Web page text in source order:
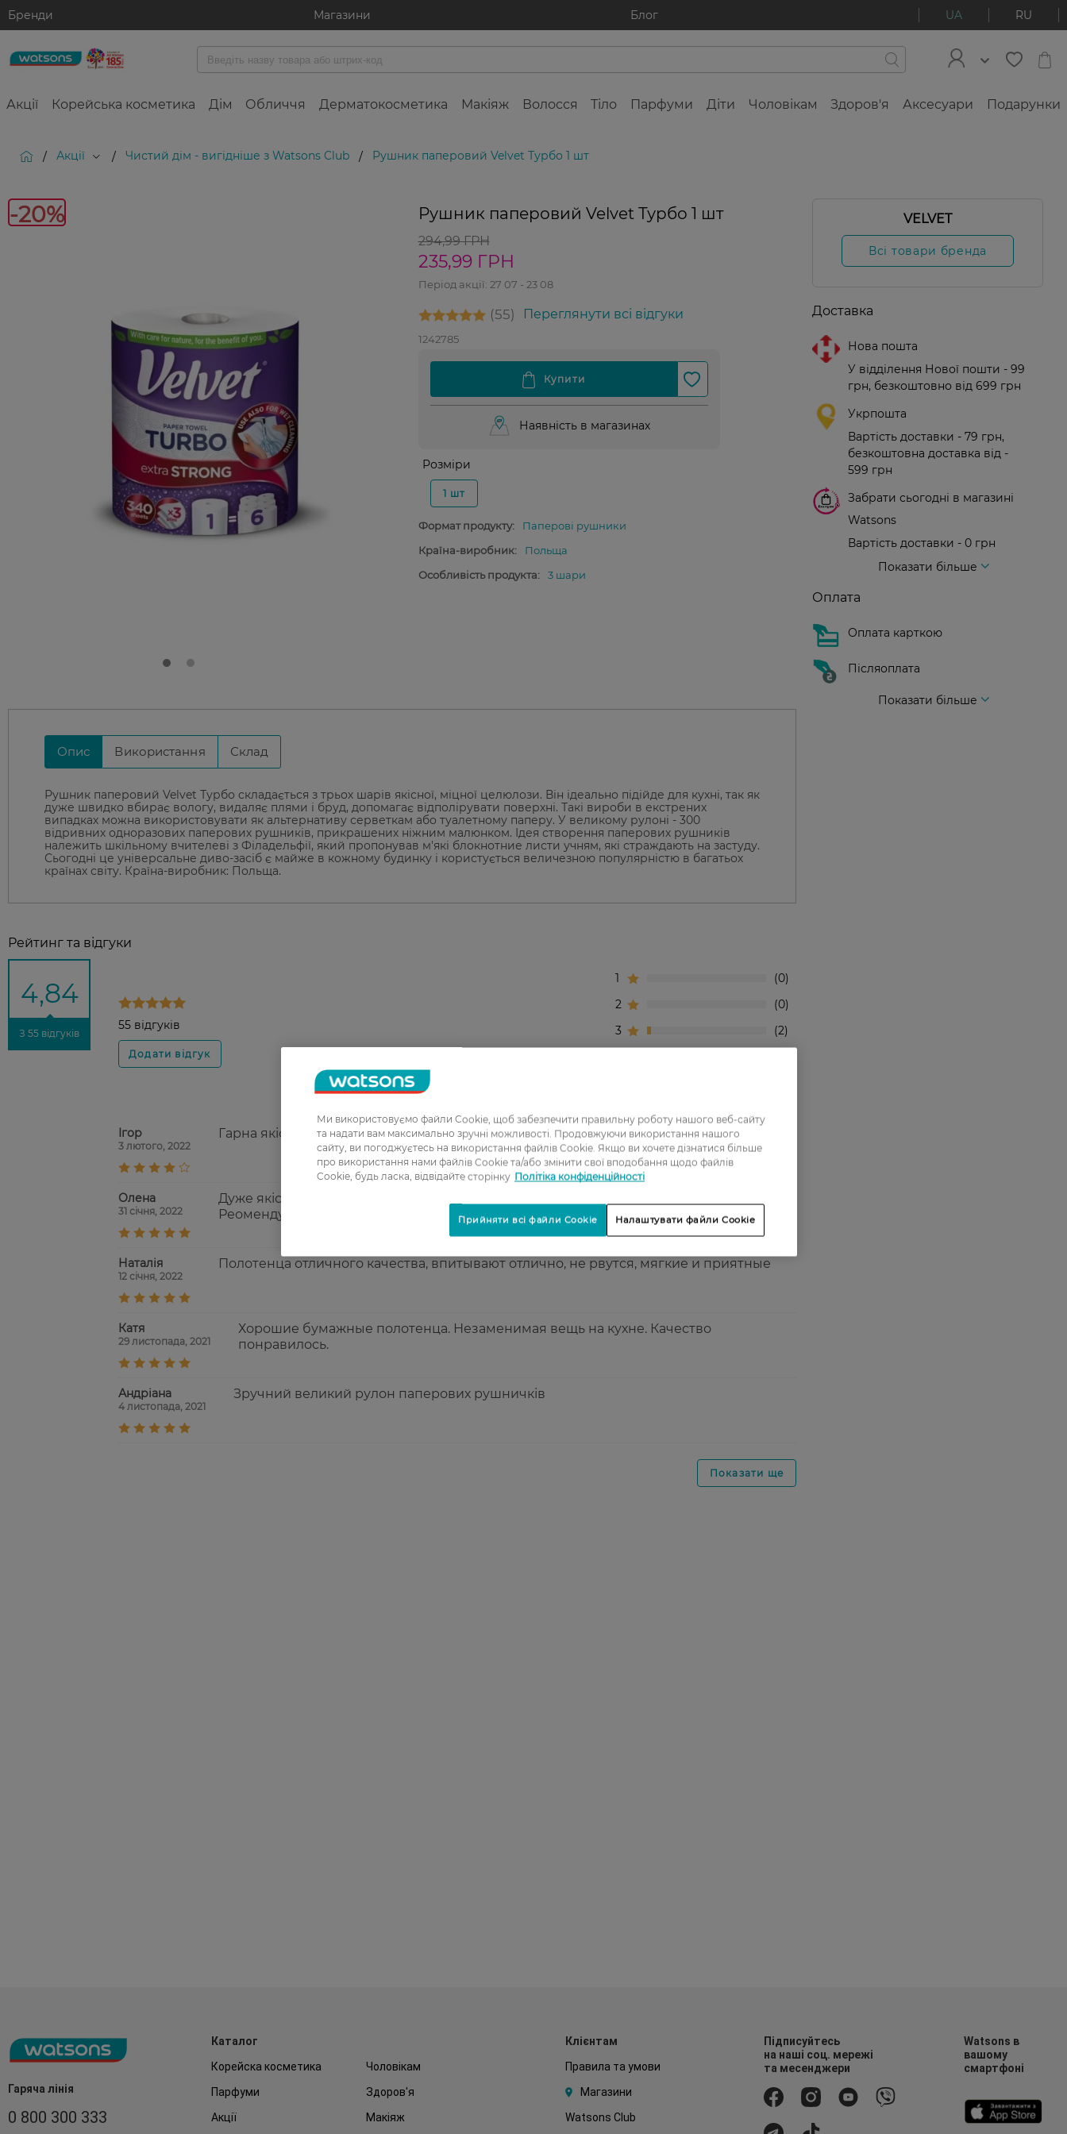
Бренди Магазини Блог UA RU
Акції Корейська косметика Дім Обличчя Дерматокосметика Макіяж Волосся Тіло Парфуми Діти Чоловікам Здоров'я Аксесуари Подарунки
/ Акції / Чистий дім - вигідніше з Watsons Club / Рушник паперовий Velvet Турбо 1 шт
-20% Рушник паперовий Velvet Турбо 1 шт
294,99 ГРН
235,99 ГРН
Період акції: 27 07 - 23 08
55 Переглянути всі відгуки
1242785
Наявність в магазинах
Розміри
1 шт
Формат продукту:
Паперові рушники
Країна-виробник:
Польща
Особливість продукта:
3 шари
Опис Використання Склад
Рушник паперовий Velvet Турбо складається з трьох шарів якісної, міцної целюлози. Він ідеально підійде для кухні, так як
дуже швидко вбирає вологу, видаляє плями і бруд, допомагає відполірувати поверхні. Такі вироби в екстрених
випадках можна використовувати як альтернативу серветкам або туалетному паперу. У великому рулоні - 300
відривних одноразових паперових рушників, прикрашених ніжним малюнком. Ідея створення паперових рушників
належить шкільному вчителеві з Філадельфії, який пропонував м'які блокнотние листи учням, які страждають на застуду.
Сьогодні це універсальне диво-засіб є майже в кожному будинку і користується величезною популярністю в багатьох
країнах світу. Країна-виробник: Польща.
Рейтинг та відгуки
4,84
З 55 відгуків
55 відгуків
1
0
2
0
3
2
Ігор
3 лютого, 2022
Гарна якість та непогана знижка на рушники.
Олена
31 січня, 2022
Дуже якісні паперові рушники. Добре вбирають вологу, не рвуться. Вистачає надовго.
Реомендую
Наталія
12 січня, 2022
Полотенца отличного качества, впитывают отлично, не рвутся, мягкие и приятные
Катя
29 листопада, 2021
Хорошие бумажные полотенца. Незаменимая вещь на кухне. Качество
понравилось.
Андріана
4 листопада, 2021
Зручний великий рулон паперових рушничків
Показати ще
VELVET
Всі товари бренда
Доставка
Нова пошта
У відділення Нової пошти - 99
грн, безкоштовно від 699 грн
Укрпошта
Вартість доставки - 79 грн,
безкоштовна доставка від -
599 грн
Забрати сьогодні в магазині
Watsons
Вартість доставки - 0 грн
Показати більше
Оплата
Оплата карткою
Післяоплата
Показати більше
Гаряча лінія
0 800 300 333
Каталог
Корейска косметика
Чоловікам
Парфуми
Здоров'я
Акції
Макіяж
Клієнтам
Правила та умови
Магазини
Watsons Club
Підписуйтесь
на наші соц. мережі
та месенджери
Watsons в
вашому
смартфоні
Ми використовуємо файли Cookie, щоб забезпечити правильну роботу нашого веб-сайту
та надати вам максимально зручні можливості. Продовжуючи використання нашого
сайту, ви погоджуєтесь на використання файлів Cookie. Якщо ви хочете дізнатися більше
про використання нами файлів Cookie та/або змінити свої вподобання щодо файлів
Cookie, будь ласка, відвідайте сторінку Політіка конфіденційності
Налаштувати файли Cookie
Прийняти всі файли Cookie